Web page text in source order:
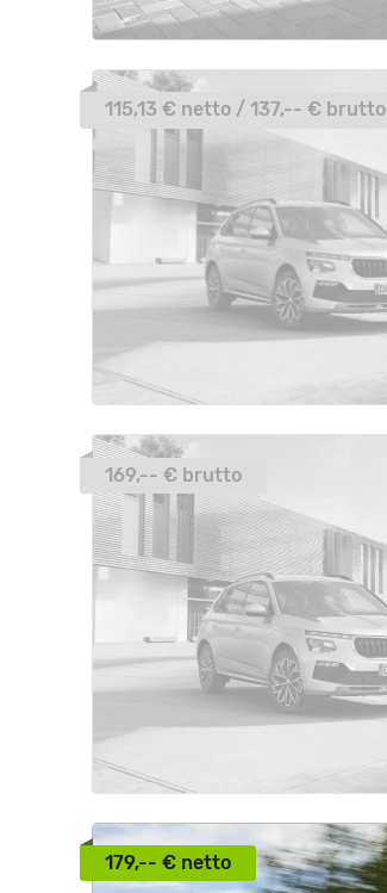
115,13 € netto / 137,-- € brutto
169,-- € brutto
179,-- € netto